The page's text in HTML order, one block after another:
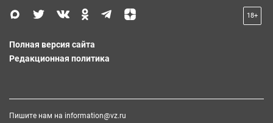
18+
Полная версия сайта
Редакционная политика
Пишите нам на information@vz.ru